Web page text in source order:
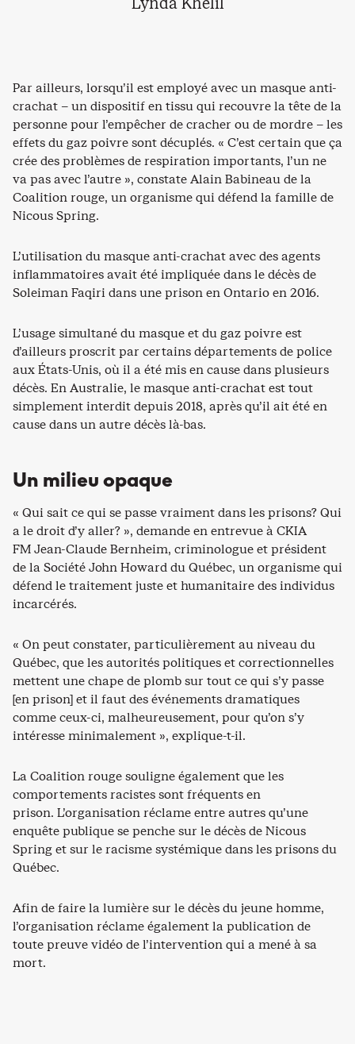
Par ailleurs, lorsqu’il est employé avec un masque anti-
crachat – un dispositif en tissu qui recouvre la tête de la
personne pour l’empêcher de cracher ou de mordre – les
effets du gaz poivre sont décuplés. « C’est certain que ça
crée des problèmes de respiration importants, l’un ne
va pas avec l’autre », constate Alain Babineau de la
Coalition rouge, un organisme qui défend la famille de
Nicous Spring.
L’utilisation du masque anti-crachat avec des agents
inflammatoires avait été impliquée dans le décès de
Soleiman Faqiri dans une prison en Ontario en 2016.
L’usage simultané du masque et du gaz poivre est
d’ailleurs proscrit par certains départements de police
aux États-Unis, où il a été mis en cause dans plusieurs
décès. En Australie, le masque anti-crachat est tout
simplement interdit depuis 2018, après qu’il ait été en
cause dans un autre décès là-bas.
Un milieu opaque
« Qui sait ce qui se passe vraiment dans les prisons? Qui
a le droit d’y aller? », demande en entrevue à CKIA
FM Jean-Claude Bernheim, criminologue et président
de la Société John Howard du Québec, un organisme qui
défend le traitement juste et humanitaire des individus
incarcérés.
« On peut constater, particulièrement au niveau du
Québec, que les autorités politiques et correctionnelles
mettent une chape de plomb sur tout ce qui s’y passe
[en prison] et il faut des événements dramatiques
comme ceux-ci, malheureusement, pour qu’on s’y
intéresse minimalement », explique-t-il.
La Coalition rouge souligne également que les
comportements racistes sont fréquents en
prison. L’organisation réclame entre autres qu’une
enquête publique se penche sur le décès de Nicous
Spring et sur le racisme systémique dans les prisons du
Québec.
Afin de faire la lumière sur le décès du jeune homme,
l’organisation réclame également la publication de
toute preuve vidéo de l’intervention qui a mené à sa
mort.